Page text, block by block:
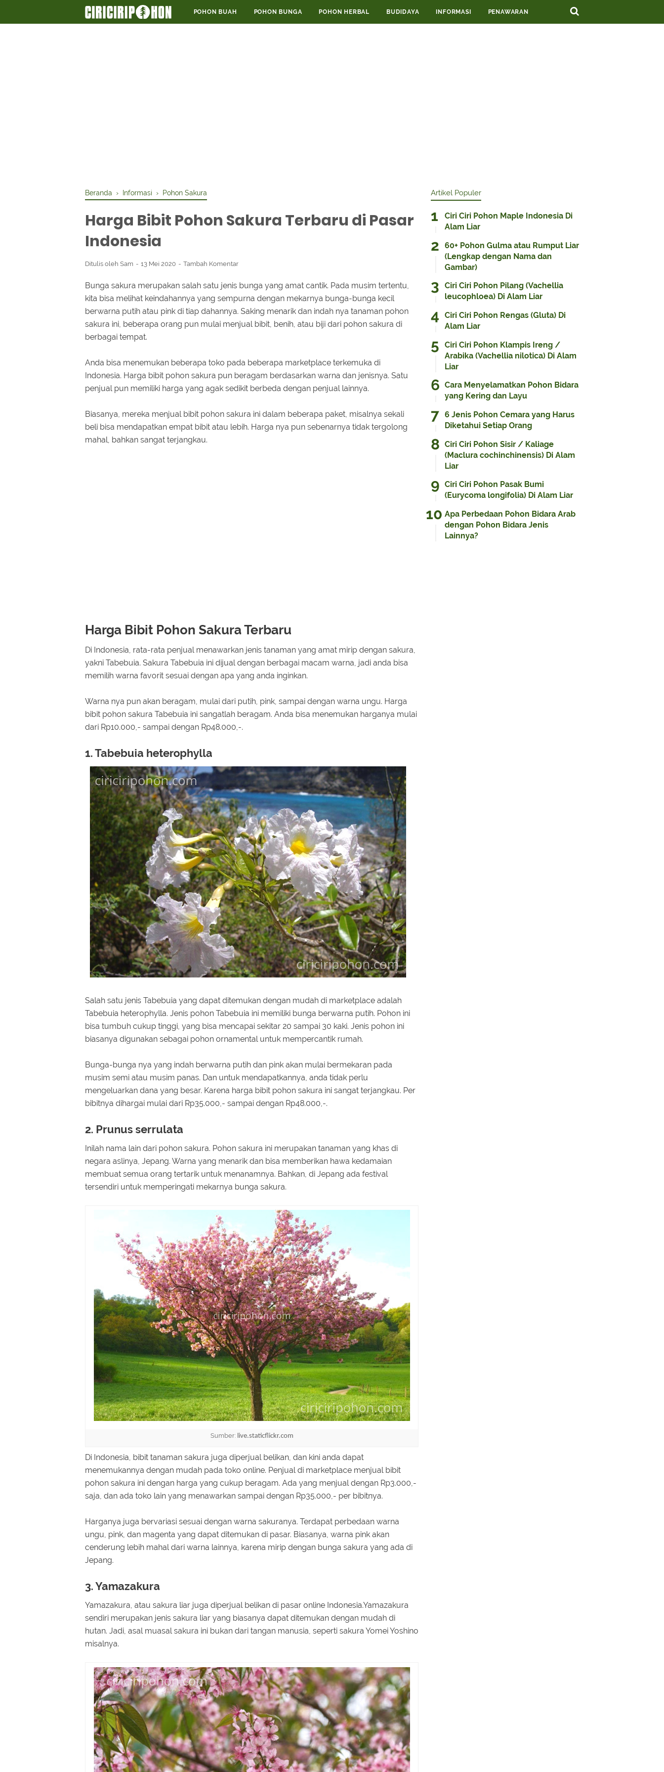
POHON BUAH POHON BUNGA POHON HERBAL BUDIDAYA INFORMASI PENAWARAN
Beranda › Informasi › Pohon Sakura
Harga Bibit Pohon Sakura Terbaru di Pasar
Indonesia
Ditulis oleh Sam 13 Mei 2020 Tambah Komentar
Bunga sakura merupakan salah satu jenis bunga yang amat cantik. Pada musim tertentu,
kita bisa melihat keindahannya yang sempurna dengan mekarnya bunga-bunga kecil
berwarna putih atau pink di tiap dahannya. Saking menarik dan indah nya tanaman pohon
sakura ini, beberapa orang pun mulai menjual bibit, benih, atau biji dari pohon sakura di
berbagai tempat.
Anda bisa menemukan beberapa toko pada beberapa marketplace terkemuka di
Indonesia. Harga bibit pohon sakura pun beragam berdasarkan warna dan jenisnya. Satu
penjual pun memiliki harga yang agak sedikit berbeda dengan penjual lainnya.
Biasanya, mereka menjual bibit pohon sakura ini dalam beberapa paket, misalnya sekali
beli bisa mendapatkan empat bibit atau lebih. Harga nya pun sebenarnya tidak tergolong
mahal, bahkan sangat terjangkau.
Harga Bibit Pohon Sakura Terbaru
Di Indonesia, rata-rata penjual menawarkan jenis tanaman yang amat mirip dengan sakura,
yakni Tabebuia. Sakura Tabebuia ini dijual dengan berbagai macam warna, jadi anda bisa
memilih warna favorit sesuai dengan apa yang anda inginkan.
Warna nya pun akan beragam, mulai dari putih, pink, sampai dengan warna ungu. Harga
bibit pohon sakura Tabebuia ini sangatlah beragam. Anda bisa menemukan harganya mulai
dari Rp10.000,- sampai dengan Rp48.000,-.
1. Tabebuia heterophylla
Salah satu jenis Tabebuia yang dapat ditemukan dengan mudah di marketplace adalah
Tabebuia heterophylla. Jenis pohon Tabebuia ini memiliki bunga berwarna putih. Pohon ini
bisa tumbuh cukup tinggi, yang bisa mencapai sekitar 20 sampai 30 kaki. Jenis pohon ini
biasanya digunakan sebagai pohon ornamental untuk mempercantik rumah.
Bunga-bunga nya yang indah berwarna putih dan pink akan mulai bermekaran pada
musim semi atau musim panas. Dan untuk mendapatkannya, anda tidak perlu
mengeluarkan dana yang besar. Karena harga bibit pohon sakura ini sangat terjangkau. Per
bibitnya dihargai mulai dari Rp35.000,- sampai dengan Rp48.000,-.
2. Prunus serrulata
Inilah nama lain dari pohon sakura. Pohon sakura ini merupakan tanaman yang khas di
negara aslinya, Jepang. Warna yang menarik dan bisa memberikan hawa kedamaian
membuat semua orang tertarik untuk menanamnya. Bahkan, di Jepang ada festival
tersendiri untuk memperingati mekarnya bunga sakura.
Sumber: live.staticflickr.com
Di Indonesia, bibit tanaman sakura juga diperjual belikan, dan kini anda dapat
menemukannya dengan mudah pada toko online. Penjual di marketplace menjual bibit
pohon sakura ini dengan harga yang cukup beragam. Ada yang menjual dengan Rp3.000,-
saja, dan ada toko lain yang menawarkan sampai dengan Rp35.000,- per bibitnya.
Harganya juga bervariasi sesuai dengan warna sakuranya. Terdapat perbedaan warna
ungu, pink, dan magenta yang dapat ditemukan di pasar. Biasanya, warna pink akan
cenderung lebih mahal dari warna lainnya, karena mirip dengan bunga sakura yang ada di
Jepang.
3. Yamazakura
Yamazakura, atau sakura liar juga diperjual belikan di pasar online Indonesia.Yamazakura
sendiri merupakan jenis sakura liar yang biasanya dapat ditemukan dengan mudah di
hutan. Jadi, asal muasal sakura ini bukan dari tangan manusia, seperti sakura Yomei Yoshino
misalnya.
Artikel Populer
Ciri Ciri Pohon Maple Indonesia Di
Alam Liar
60+ Pohon Gulma atau Rumput Liar
(Lengkap dengan Nama dan
Gambar)
Ciri Ciri Pohon Pilang (Vachellia
leucophloea) Di Alam Liar
Ciri Ciri Pohon Rengas (Gluta) Di
Alam Liar
Ciri Ciri Pohon Klampis Ireng /
Arabika (Vachellia nilotica) Di Alam
Liar
Cara Menyelamatkan Pohon Bidara
yang Kering dan Layu
6 Jenis Pohon Cemara yang Harus
Diketahui Setiap Orang
Ciri Ciri Pohon Sisir / Kaliage
(Maclura cochinchinensis) Di Alam
Liar
Ciri Ciri Pohon Pasak Bumi
(Eurycoma longifolia) Di Alam Liar
Apa Perbedaan Pohon Bidara Arab
dengan Pohon Bidara Jenis
Lainnya?